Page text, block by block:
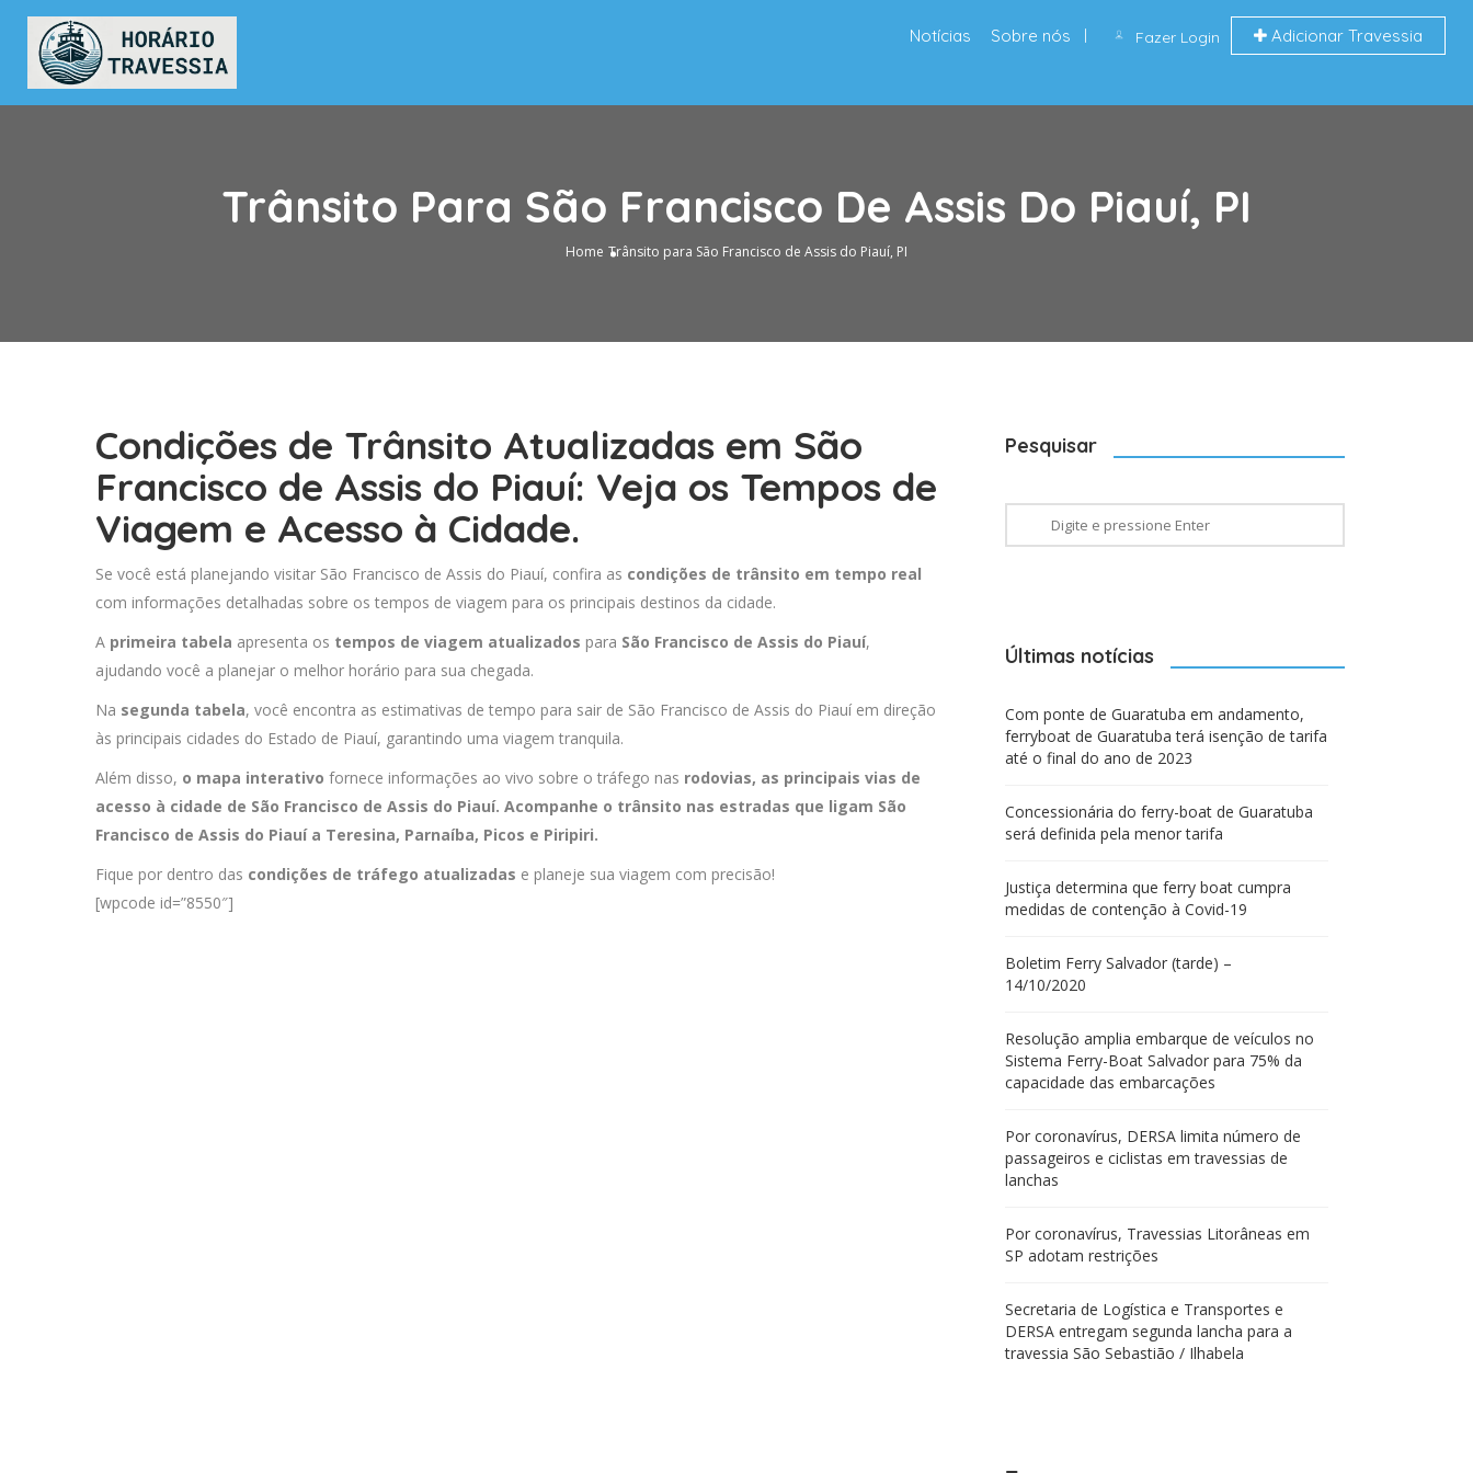
Fazer Login Adicionar Travessia
Notícias Sobre nós
Trânsito Para São Francisco De Assis Do Piauí, PI
Home Trânsito para São Francisco de Assis do Piauí, PI
Condições de Trânsito Atualizadas em São
Francisco de Assis do Piauí: Veja os Tempos de
Viagem e Acesso à Cidade.
Se você está planejando visitar São Francisco de Assis do Piauí, confira as condições de trânsito em tempo real
com informações detalhadas sobre os tempos de viagem para os principais destinos da cidade.
A primeira tabela apresenta os tempos de viagem atualizados para São Francisco de Assis do Piauí,
ajudando você a planejar o melhor horário para sua chegada.
Na segunda tabela, você encontra as estimativas de tempo para sair de São Francisco de Assis do Piauí em direção
às principais cidades do Estado de Piauí, garantindo uma viagem tranquila.
Além disso, o mapa interativo fornece informações ao vivo sobre o tráfego nas rodovias, as principais vias de
acesso à cidade de São Francisco de Assis do Piauí. Acompanhe o trânsito nas estradas que ligam São
Francisco de Assis do Piauí a Teresina, Parnaíba, Picos e Piripiri.
Fique por dentro das condições de tráfego atualizadas e planeje sua viagem com precisão!
[wpcode id=”8550″]
Pesquisar
Últimas notícias
Com ponte de Guaratuba em andamento,
ferryboat de Guaratuba terá isenção de tarifa
até o final do ano de 2023
Concessionária do ferry-boat de Guaratuba
será definida pela menor tarifa
Justiça determina que ferry boat cumpra
medidas de contenção à Covid-19
Boletim Ferry Salvador (tarde) –
14/10/2020
Resolução amplia embarque de veículos no
Sistema Ferry-Boat Salvador para 75% da
capacidade das embarcações
Por coronavírus, DERSA limita número de
passageiros e ciclistas em travessias de
lanchas
Por coronavírus, Travessias Litorâneas em
SP adotam restrições
Secretaria de Logística e Transportes e
DERSA entregam segunda lancha para a
travessia São Sebastião / Ilhabela